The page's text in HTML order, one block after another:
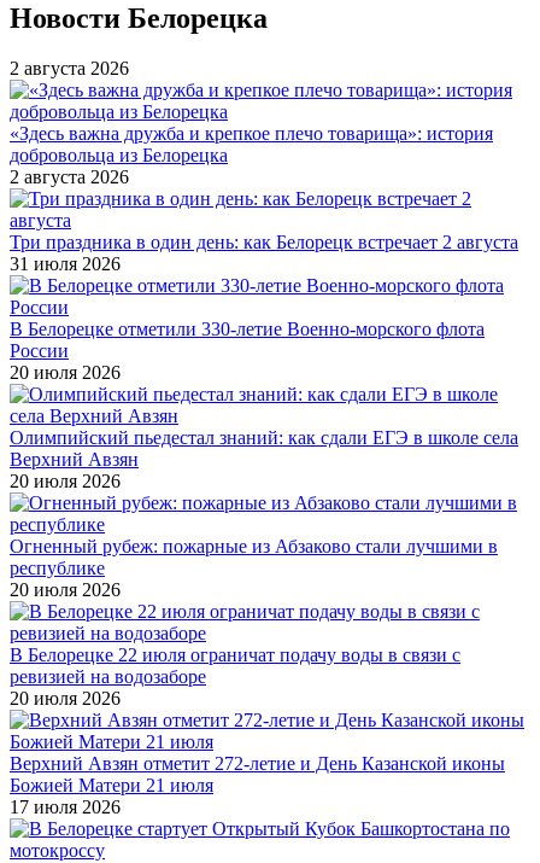
Новости Белорецка
2 августа 2026
«Здесь важна дружба и крепкое плечо товарища»: история
добровольца из Белорецка
2 августа 2026
Три праздника в один день: как Белорецк встречает 2 августа
31 июля 2026
В Белорецке отметили 330-летие Военно-морского флота
России
20 июля 2026
Олимпийский пьедестал знаний: как сдали ЕГЭ в школе села
Верхний Авзян
20 июля 2026
Огненный рубеж: пожарные из Абзаково стали лучшими в
республике
20 июля 2026
В Белорецке 22 июля ограничат подачу воды в связи с
ревизией на водозаборе
20 июля 2026
Верхний Авзян отметит 272-летие и День Казанской иконы
Божией Матери 21 июля
17 июля 2026